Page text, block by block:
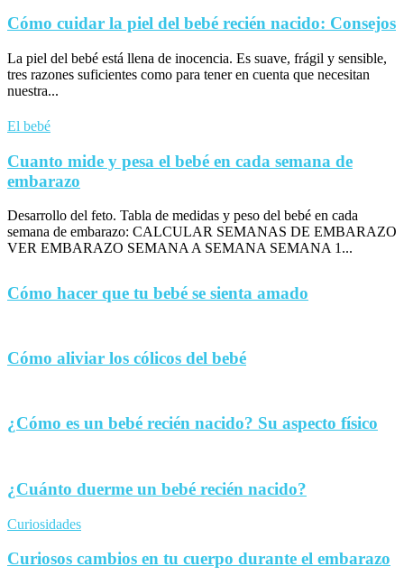
Cómo cuidar la piel del bebé recién nacido: Consejos
La piel del bebé está llena de inocencia. Es suave, frágil y sensible,
tres razones suficientes como para tener en cuenta que necesitan
nuestra...
El bebé
Cuanto mide y pesa el bebé en cada semana de
embarazo
Desarrollo del feto. Tabla de medidas y peso del bebé en cada
semana de embarazo: CALCULAR SEMANAS DE EMBARAZO
VER EMBARAZO SEMANA A SEMANA SEMANA 1...
Cómo hacer que tu bebé se sienta amado
Cómo aliviar los cólicos del bebé
¿Cómo es un bebé recién nacido? Su aspecto físico
¿Cuánto duerme un bebé recién nacido?
Curiosidades
Curiosos cambios en tu cuerpo durante el embarazo